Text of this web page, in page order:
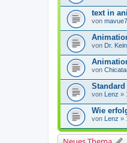
text in
von mavue7
von Dr.
von
von Lenz »
Wie
von Lenz »